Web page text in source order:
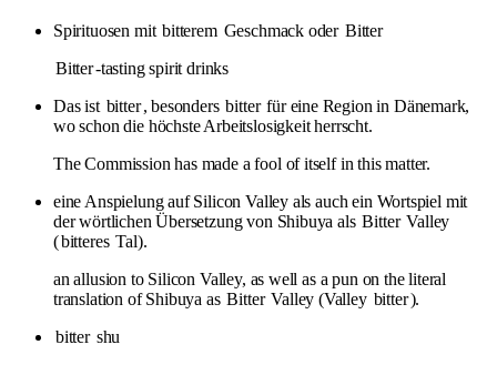
Spirituosen mit bitterem Geschmack oder Bitter
Bitter-tasting spirit drinks
Das ist bitter , besonders bitter für eine Region in Dänemark,
wo schon die höchste Arbeitslosigkeit herrscht.
The Commission has made a fool of itself in this matter.
eine Anspielung auf Silicon Valley als auch ein Wortspiel mit
der wörtlichen Übersetzung von Shibuya als Bitter Valley
(bitteres Tal).
an allusion to Silicon Valley, as well as a pun on the literal
translation of Shibuya as Bitter Valley (Valley bitter).
bitter shu